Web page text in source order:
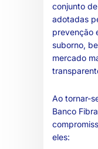
conjunto
adotadas
prevenção
suborno,
mercado
Ao tornar-
Banco
eles: